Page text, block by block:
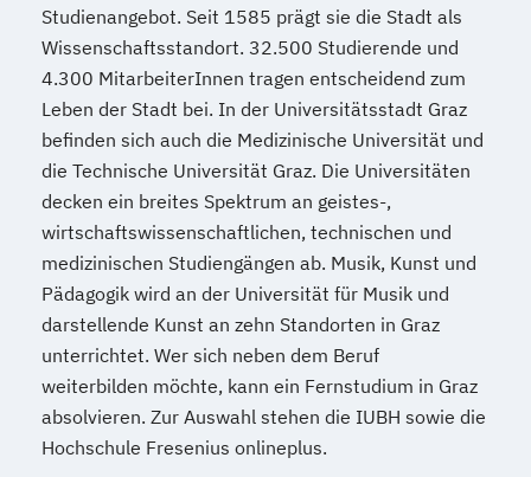
Mechatronik
Mediation und Konfliktmanagement
Mediendesign
Medieninformatik
Medienmanagement
Medizinische Informatik Medizintechnik
Modemanagement
Nachhaltiges Management New Work
Online Marketing
Online Marketing (DE/EN)
Online-Marketing und E-Commerce
Personalentwicklung
Personalmanagement
Personalmanagement (DE/EN) Pflege
Pflegepädagogik
Studienangebot. Seit 1585 prägt sie die Stadt als
Wissenschaftsstandort. 32.500 Studierende und
4.300 MitarbeiterInnen tragen entscheidend zum
Leben der Stadt bei. In der Universitätsstadt Graz
befinden sich auch die Medizinische Universität und
die Technische Universität Graz. Die Universitäten
decken ein breites Spektrum an geistes-,
wirtschaftswissenschaftlichen, technischen und
medizinischen Studiengängen ab. Musik, Kunst und
Pädagogik wird an der Universität für Musik und
darstellende Kunst an zehn Standorten in Graz
unterrichtet. Wer sich neben dem Beruf
weiterbilden möchte, kann ein Fernstudium in Graz
absolvieren. Zur Auswahl stehen die IUBH sowie die
Hochschule Fresenius onlineplus.